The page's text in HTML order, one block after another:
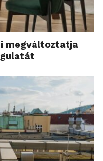
követni őket.
talál
a technológiai
aFacebookon
megváltoztatja